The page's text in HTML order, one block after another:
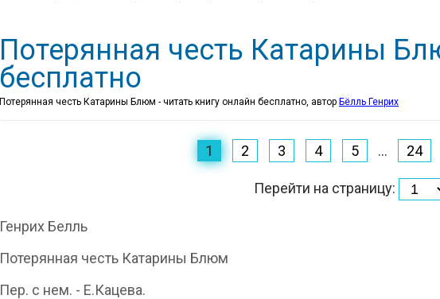
Потерянная честь Катарины
бесплатно
Потерянная честь Катарины Блюм - читать книгу онлайн бесплатно, автор Бёлль Генрих
1 2 3 4 5 ... 24
Перейти на страницу:
Генрих Белль
Потерянная честь Катарины Блюм
Пер. с нем. - Е.Кацева.